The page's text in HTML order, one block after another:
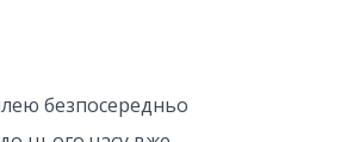
безпосередньо